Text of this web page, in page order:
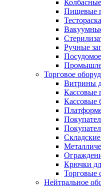
Пищевые
Ручные
Торговое
Витрины
Кассовые
Кассовые
Крючки
Торговые
Нейтральное